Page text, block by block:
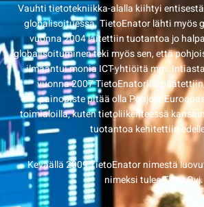
Vauhti tietotekniikka-alalla kiihtyi
globalisoituessa. TietoEnator lähti myös
vuonna 2004 laitettiin tuotantoa jo
globalisoituminen teki myös sen, että
ilmaantui monia ICT-yhtiöitä mm.
vuonna 2007 TietoEnatorilla
painopiste pitää olla Pohjois-
toimialoilla, kuten tietoliikenteessä
tuotantoa kehitettiin
Keväällä 2009 TietoEnator nimestä
nimeksi tulee Tieto Oyj.